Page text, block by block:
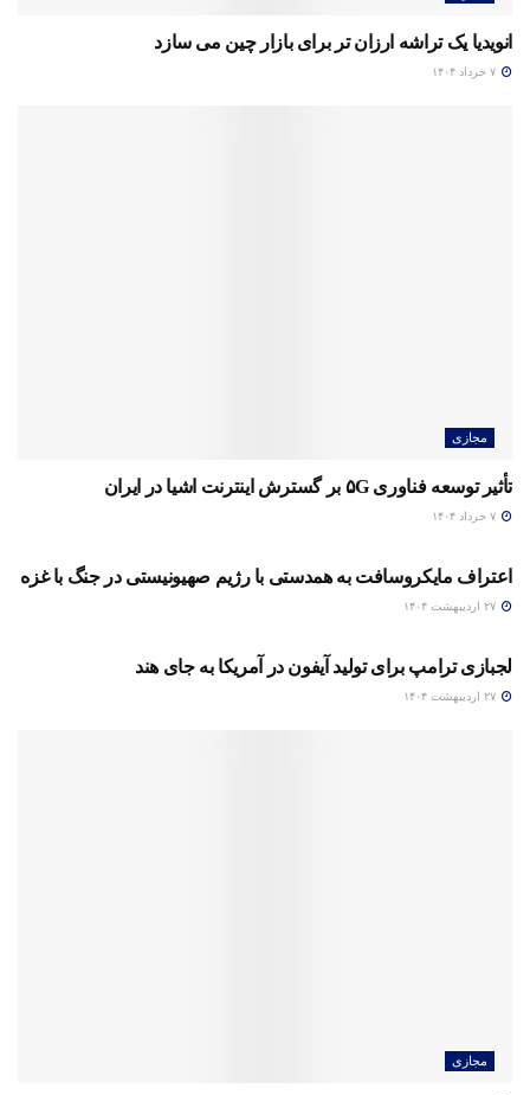
انویدیا یک تراشه ارزان تر برای بازار چین می سازد
مجازی
تأثیر توسعه فناوری ۵G بر گسترش اینترنت اشیا در ایران
مجازی
اعتراف مایکروسافت به همدستی با رژیم صهیونیستی در جنگ با غزه
مجازی
لجبازی ترامپ برای تولید آیفون در آمریکا به جای هند
مجازی